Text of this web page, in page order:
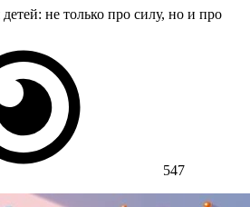
не только про силу, но и про
547